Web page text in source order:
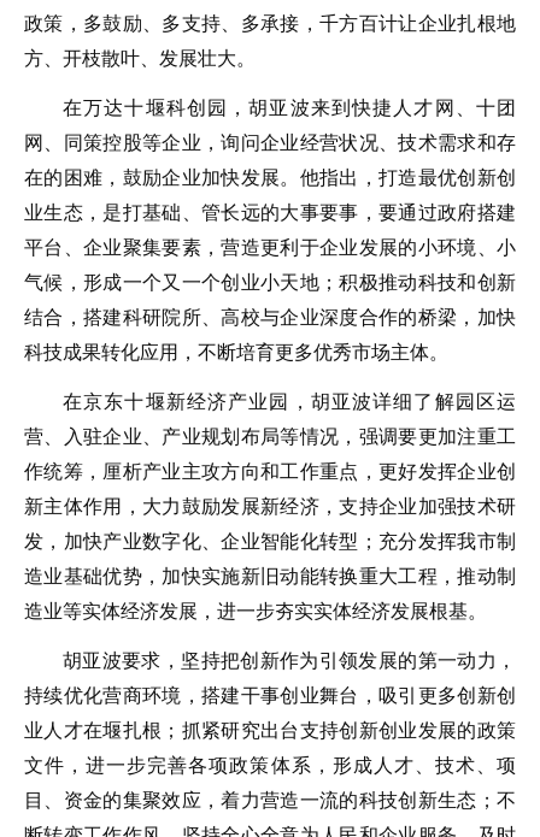
政策，多鼓励、多支持、多承接，千方百计让企业扎根地
方、开枝散叶、发展壮大。
在万达十堰科创园，胡亚波来到快捷人才网、十团
网、同策控股等企业，询问企业经营状况、技术需求和存
在的困难，鼓励企业加快发展。他指出，打造最优创新创
业生态，是打基础、管长远的大事要事，要通过政府搭建
平台、企业聚集要素，营造更利于企业发展的小环境、小
气候，形成一个又一个创业小天地；积极推动科技和创新
结合，搭建科研院所、高校与企业深度合作的桥梁，加快
科技成果转化应用，不断培育更多优秀市场主体。
在京东十堰新经济产业园，胡亚波详细了解园区运
营、入驻企业、产业规划布局等情况，强调要更加注重工
作统筹，厘析产业主攻方向和工作重点，更好发挥企业创
新主体作用，大力鼓励发展新经济，支持企业加强技术研
发，加快产业数字化、企业智能化转型；充分发挥我市制
造业基础优势，加快实施新旧动能转换重大工程，推动制
造业等实体经济发展，进一步夯实实体经济发展根基。
胡亚波要求，坚持把创新作为引领发展的第一动力，
持续优化营商环境，搭建干事创业舞台，吸引更多创新创
业人才在堰扎根；抓紧研究出台支持创新创业发展的政策
文件，进一步完善各项政策体系，形成人才、技术、项
目、资金的集聚效应，着力营造一流的科技创新生态；不